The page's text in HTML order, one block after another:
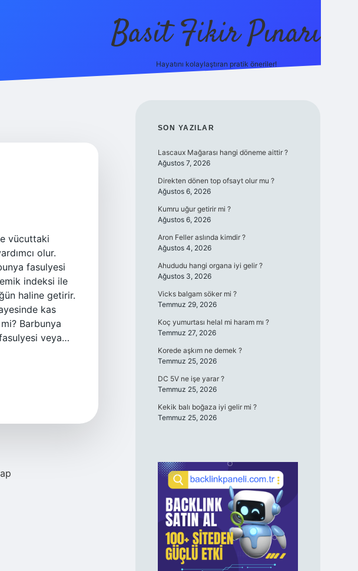
Basit Fikir Pınarı
Hayatını kolaylaştıran pratik öneriler!
vücuttaki
olur.
fasulyesi
indeksi ile
haline getirir.
kas
Barbunya
veya…
SIDEBAR
SON YAZILAR
Lascaux Mağarası hangi döneme aittir ?
Ağustos 7, 2026
Direkten dönen top ofsayt olur mu ?
Ağustos 6, 2026
Kumru uğur getirir mi ?
Ağustos 6, 2026
Aron Feller aslında kimdir ?
Ağustos 4, 2026
Ahududu hangi organa iyi gelir ?
Ağustos 3, 2026
Vicks balgam söker mi ?
Temmuz 29, 2026
Koç yumurtası helal mi haram mı ?
Temmuz 27, 2026
Korede aşkım ne demek ?
Temmuz 25, 2026
DC 5V ne işe yarar ?
Temmuz 25, 2026
Kekik balı boğaza iyi gelir mi ?
Temmuz 25, 2026